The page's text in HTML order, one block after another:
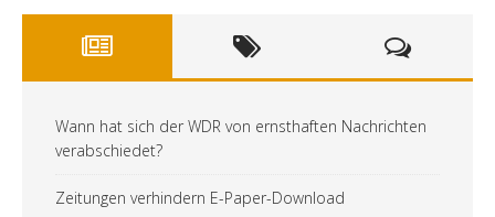
Wann hat sich der WDR von ernsthaften Nachrichten
verabschiedet?
Zeitungen verhindern E-Paper-Download